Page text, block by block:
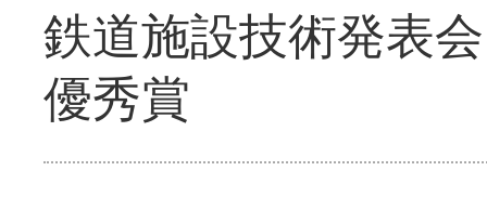
鉄道施設技術発表
優秀賞